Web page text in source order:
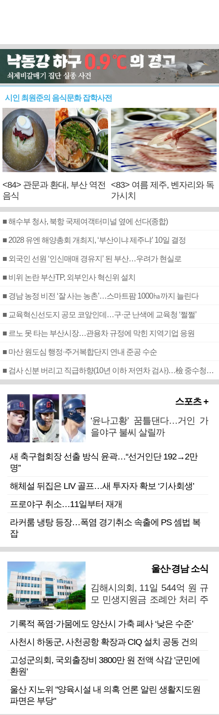
시인 최원준의 음식문화 잡학사전
<84> 관문과 환대, 부산 역전
음식
<83> 여름 제주, 벤자리와 독
가시치
■ 해수부 청사, 북항 국제여객터미널 옆에 선다(종합)
■ 2028 유엔 해양총회 개최지, ‘부산이냐 제주냐’ 10일 결정
■ 외국인 선원 ‘인신매매 경유지’ 된 부산…우려가 현실로
■ 비위 논란 부산TP, 외부인사 혁신위 설치
■ 경남 농정 비전 ‘잘 사는 농촌’…스마트팜 1000㏊까지 늘린다
■ 교육혁신선도지 공모 코앞인데…구·군 난색에 교육청 ‘쩔쩔’
■ 르노 못 타는 부산시장…관용차 규정에 막힌 지역기업 응원
■ 마산 원도심 행정·주거복합단지 연내 준공 수순
■ 검사 신분 버리고 직급하향(10년 이하 저연차 검사)…檢 중수청행 기피
스포츠 +
‘윤나고황’ 꿈틀댄다…거인 가
을야구 불씨 살릴까
새 축구협회장 선출 방식 윤곽…“선거인단 192→2만
명”
해체설 뒤집은 LIV 골프…새 투자자 확보 ‘기사회생’
프로야구 취소…11일부터 재개
라커룸 냉탕 등장…폭염 경기취소 속출에 PS 셈법 복
잡
울산·경남 소식
김해시의회, 11일 544억 원 규
모 민생지원금 조례안 처리 주
기록적 폭염·가뭄에도 양산시 가축 폐사 ‘낮은 수준’
사천시 하동군, 사천공항 확장과 CIQ 설치 공동 건의
고성군의회, 국외출장비 3800만 원 전액 삭감 '군민에
환원'
울산 지노위 "양육시설 내 의혹 언론 알린 생활지도원
파면은 부당"